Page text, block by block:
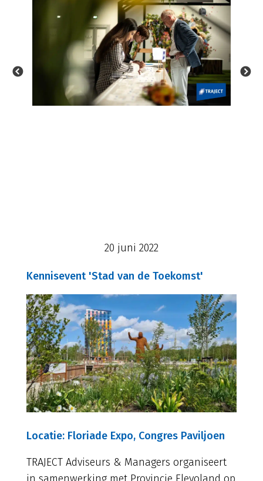
20 juni 2022
Kennisevent 'Stad van de Toekomst'
Locatie: Floriade Expo, Congres Paviljoen
TRAJECT Adviseurs & Managers organiseert